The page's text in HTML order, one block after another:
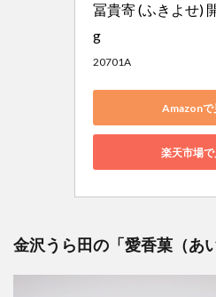
冨貴寄 (ふきよせ)
g
20701A
Amazonで
楽天市場で
金沢うら田の「愛香菓（あ